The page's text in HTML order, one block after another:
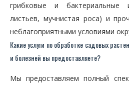
грибковые и бактериальные
листьев, мучнистая роса) и
неблагоприятными условиями
Какие услуги по обработке садовых
и болезней вы предоставляете?
Мы предоставляем полный